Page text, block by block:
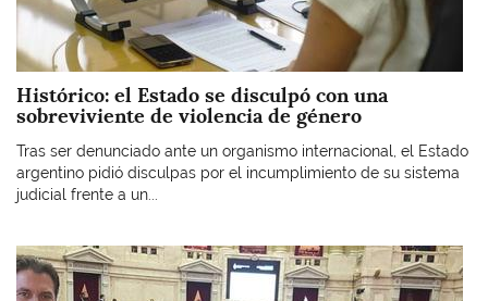
Histórico: el Estado se disculpó con una
sobreviviente de violencia de género
Tras ser denunciado ante un organismo internacional, el Estado
argentino pidió disculpas por el incumplimiento de su sistema
judicial frente a un...
Imagen